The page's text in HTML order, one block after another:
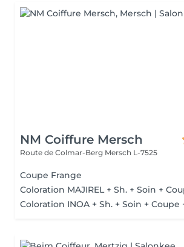
NM Coiffure Mersch
Route de Colmar-Berg Mersch L-7525
Coupe Frange
Coloration MAJIREL + Sh. + Soin +
Coloration INOA + Sh. + Soin + Coupe